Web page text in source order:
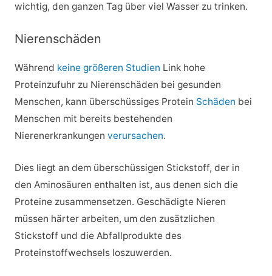
wichtig, den ganzen Tag über viel Wasser zu trinken.
Nierenschäden
Während keine größeren Studien Link hohe
Proteinzufuhr zu Nierenschäden bei gesunden
Menschen, kann überschüssiges Protein Schäden bei
Menschen mit bereits bestehenden
Nierenerkrankungen verursachen.
Dies liegt an dem überschüssigen Stickstoff, der in
den Aminosäuren enthalten ist, aus denen sich die
Proteine zusammensetzen. Geschädigte Nieren
müssen härter arbeiten, um den zusätzlichen
Stickstoff und die Abfallprodukte des
Proteinstoffwechsels loszuwerden.